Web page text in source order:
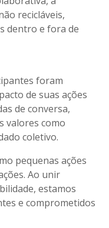
recicláveis,
dentro e fora de
foram
de suas ações
de conversa,
valores como
coletivo.
pequenas ações
Ao unir
estamos
e comprometidos